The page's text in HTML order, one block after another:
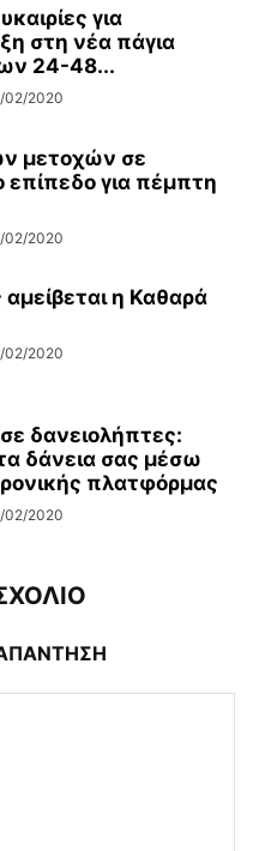
για
στη νέα πάγια
24-48...
02/2020
μετοχών σε
επίπεδο για πέμπτη
02/2020
η Καθαρά
02/2020
δανειολήπτες:
δάνεια σας μέσω
πλατφόρμας
02/2020